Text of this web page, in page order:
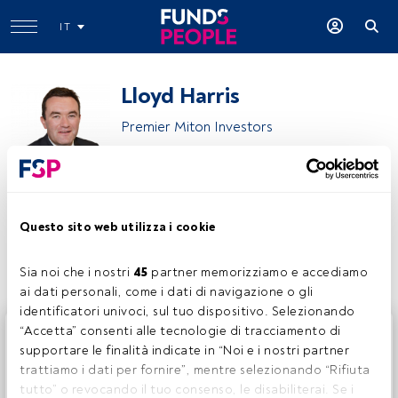
Questo sito web utilizza i cookie
Sia noi che i nostri 45 partner memorizziamo e accediamo
ai dati personali, come i dati di navigazione o gli
identificatori univoci, sul tuo dispositivo. Selezionando
“Accetta” consenti alle tecnologie di tracciamento di
supportare le finalità indicate in “Noi e i nostri partner
trattiamo i dati per fornire”, mentre selezionando “Rifiuta
tutto” o revocando il tuo consenso, le disabiliterai. Se i
IT
Lloyd Harris
Premier Miton Investors
Condividi:
Questo è un articolo riservato agli utenti FundsPeople. Se
sei già registrato, accedi tramite il pulsante Login. Se non
hai ancora un account, ti invitiamo a registrarti per scoprire
tutti i contenuti che FundsPeople ha da offrire.